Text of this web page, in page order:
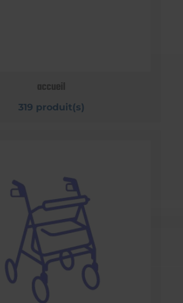
accueil
319 produit(s)